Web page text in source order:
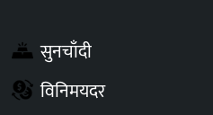
menu
सुनचाँदी
विनिमयदर